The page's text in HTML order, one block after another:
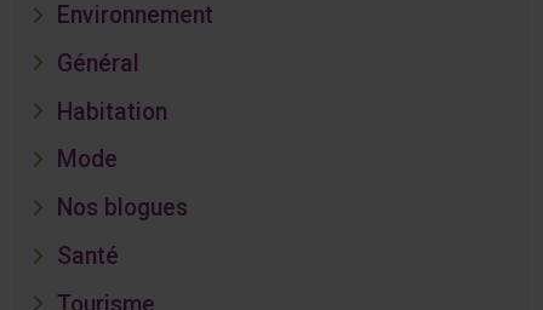
Environnement
Général
Habitation
Mode
Nos blogues
Santé
Tourisme